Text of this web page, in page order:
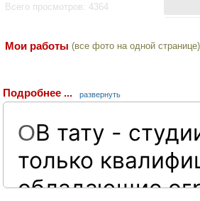
Всего просмотров: 4364
Мои работы (все фото на одной странице)
Подробнее ... развернуть
ОВ тату -
только
обладающие